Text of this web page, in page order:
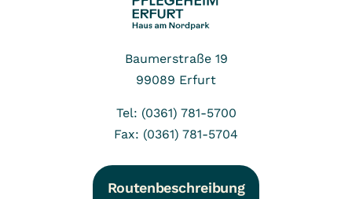
Baumerstraße 19
99089 Erfurt
Tel: (0361) 781-5700
Fax: (0361) 781-5704
Routenbeschreibung